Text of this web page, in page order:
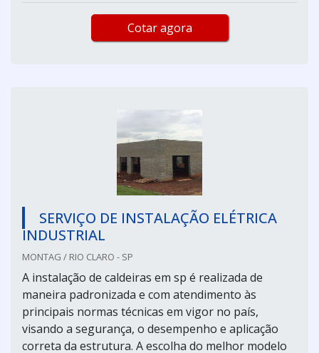
Cotar agora
SERVIÇO DE INSTALAÇÃO ELÉTRICA
INDUSTRIAL
MONTAG / RIO CLARO - SP
A instalação de caldeiras em sp é realizada de
maneira padronizada e com atendimento às
principais normas técnicas em vigor no país,
visando a segurança, o desempenho e aplicação
correta da estrutura. A escolha do melhor modelo